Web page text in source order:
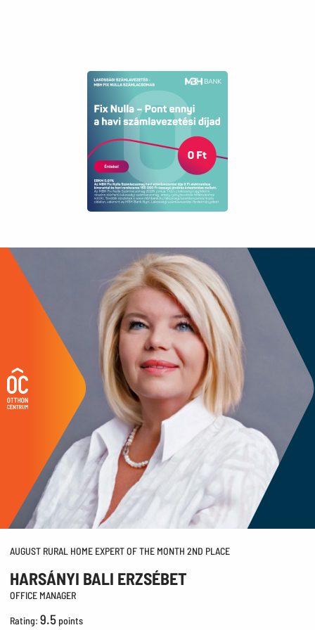
megtalálni álmai otthonát vagy befektetési
lehetőségét a Balaton partján.
Ingyenes hitelügyintézéssel, ügyvédi háttérrel
állunk ügyfeleink rendelkezésére.
AUGUST RURAL HOME EXPERT OF THE MONTH 2ND PLACE
HARSÁNYI BALI ERZSÉBET
OFFICE MANAGER
Rating:9.5 points